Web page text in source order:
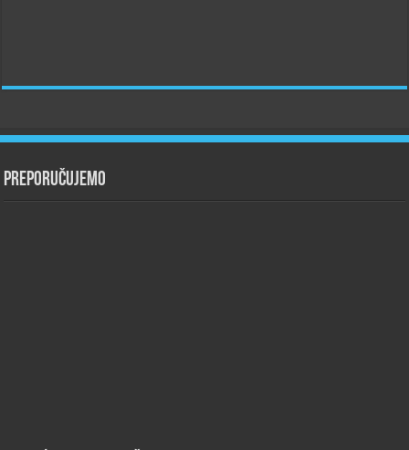
Preporučujemo